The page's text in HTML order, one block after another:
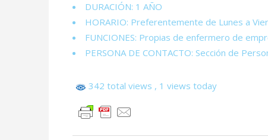
DURACIÓN: 1 AÑO
HORARIO: Preferentemente de Lunes a
FUNCIONES: Propias de enfermero de
PERSONA DE CONTACTO: Sección de
342 total views , 1 views today